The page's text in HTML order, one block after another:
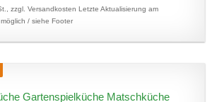
zzgl. Versandkosten Letzte Aktualisierung am
/ siehe Footer